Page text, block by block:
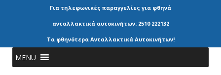
Για τηλεφωνικές παραγγελίες για φθηνά
ανταλλακτικά αυτοκινήτων: 2510 222132
Τα φθηνότερα Ανταλλακτικά Αυτοκινήτων!
MENU